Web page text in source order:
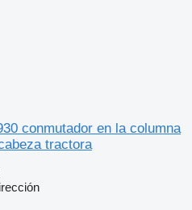
conmutador en la columna
tractora